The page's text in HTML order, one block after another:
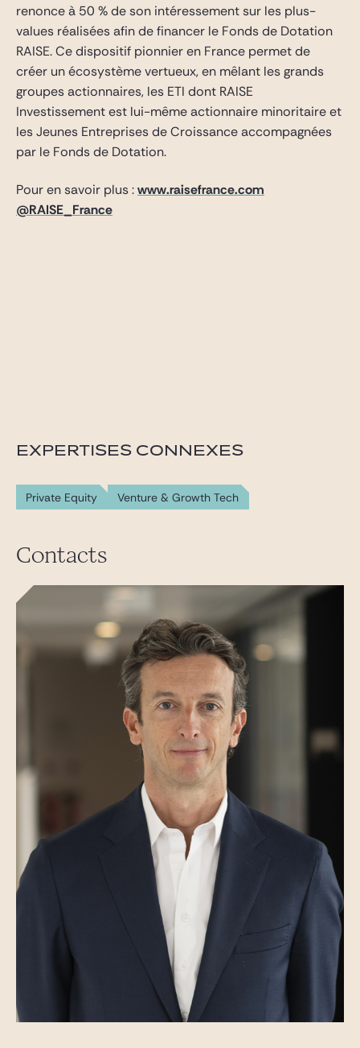
renonce à 50 % de son intéressement sur les plus-
values réalisées afin de financer le Fonds de Dotation
RAISE. Ce dispositif pionnier en France permet de
créer un écosystème vertueux, en mêlant les grands
groupes actionnaires, les ETI dont RAISE
Investissement est lui-même actionnaire minoritaire et
les Jeunes Entreprises de Croissance accompagnées
par le Fonds de Dotation.
Pour en savoir plus :www.raisefrance.com
@RAISE_France
EXPERTISES CONNEXES
Private Equity Venture & Growth Tech
Contacts